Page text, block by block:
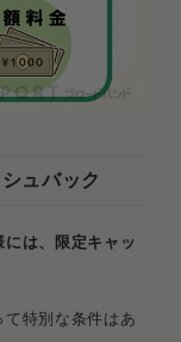
ュバック
は、限定キャッ
て特別な条件はあ